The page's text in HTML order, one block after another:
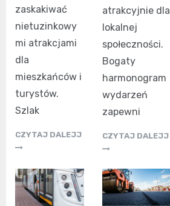
zaskakiwać
nietuzinkowy
mi atrakcjami
dla
mieszkańców i
turystów.
Szlak
CZYTAJ DALEJJ
atrakcyjnie dla
lokalnej
społeczności.
Bogaty
harmonogram
wydarzeń
zapewni
CZYTAJ DALEJJ